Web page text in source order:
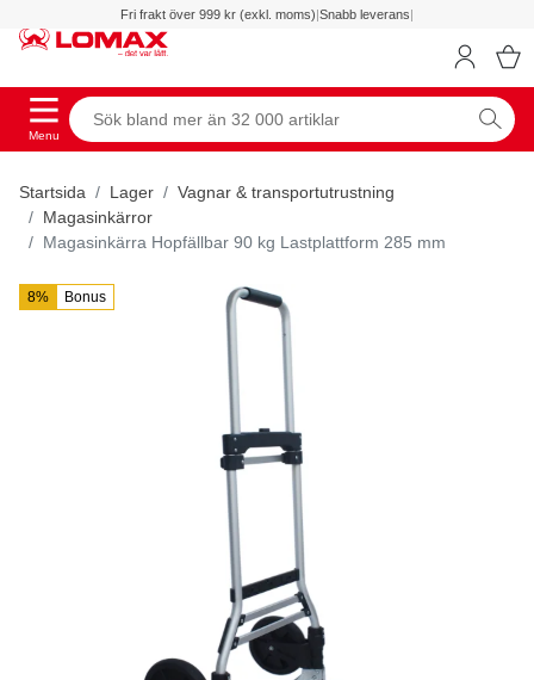
Fri frakt över 999 kr (exkl. moms)|Snabb leverans|
Menu
Startsida Lager
Vagnar & transportutrustning
Magasinkärror
Magasinkärra Hopfällbar 90 kg Lastplattform 285 mm
8% Bonus